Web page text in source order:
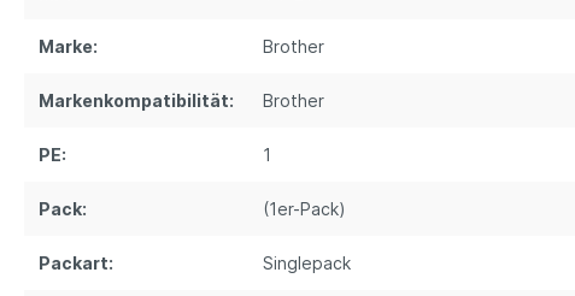
Marke: Brother
Markenkompatibilität: Brother
PE: 1
Pack: (1er-Pack)
Packart: Singlepack